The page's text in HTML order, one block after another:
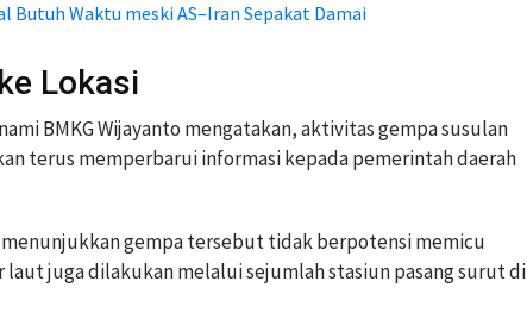
Butuh Waktu meski AS–Iran Sepakat Damai
Lokasi
BMKG Wijayanto mengatakan, aktivitas gempa susulan
terus memperbarui informasi kepada pemerintah daerah
gempa tersebut tidak berpotensi memicu
laut juga dilakukan melalui sejumlah stasiun pasang surut di